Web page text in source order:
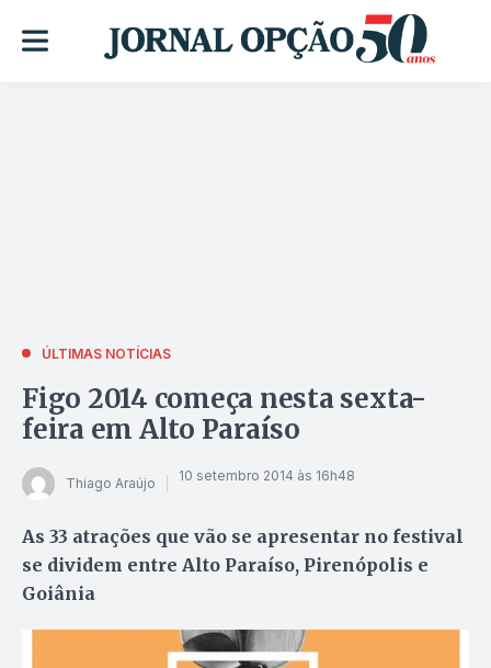
ÚLTIMAS NOTÍCIAS
Figo 2014 começa nesta sexta-
feira em Alto Paraíso
Thiago Araújo 10 setembro 2014 às 16h48
As 33 atrações que vão se apresentar no festival
se dividem entre Alto Paraíso, Pirenópolis e
Goiânia